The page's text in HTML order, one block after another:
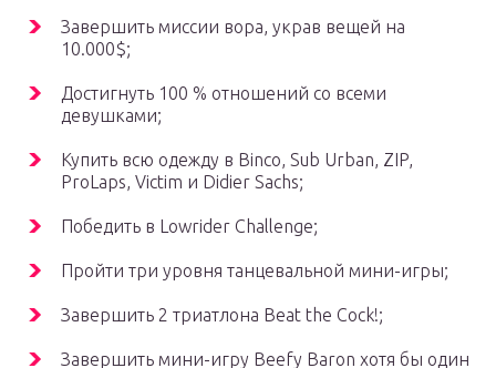
Завершить миссии вора, украв вещей на
10.000$;
Достигнуть 100 % отношений со всеми
девушками;
Купить всю одежду в Binco, Sub Urban, ZIP,
ProLaps, Victim и Didier Sachs;
Победить в Lowrider Challenge;
Пройти три уровня танцевальной мини-игры;
Завершить 2 триатлона Beat the Cock!;
Завершить мини-игру Beefy Baron хотя бы один